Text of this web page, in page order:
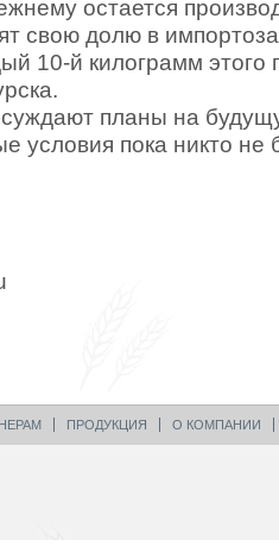
остается
свою долю в
10-й килограмм этого
планы на
условия пока никто не
ПРОДУКЦИЯ О КОМПАНИИ